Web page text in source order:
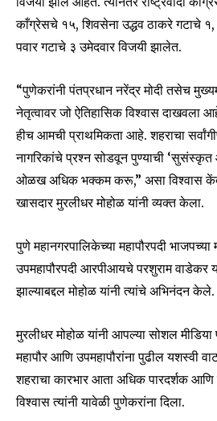
To subscribe, simply enter your email
or click the subscribe button below.
your privacy and won't spam your
SUBSCRIBE
6,300 32,111
काँग्रेसचे १५, शिवसेना उद्धव ठाकरे गटाचे १,
पवार गटाचे ३ उमेदवार विजयी झालेत.
“पुणेकरांनी पंतप्रधान नरेंद्र मोदी तसेच
नेतृत्वावर जो ऐतिहासिक विश्वास दाखवला
हीच आमची प्राथमिकता आहे. शहराचा
नागरिकांचे प्रश्न सोडवून पुण्याची
ओळख अधिक भक्कम करू,” असा विश्वास
खासदार मुरलीधर मोहोळ यांनी व्यक्त केला.
पुणे महानगरपालिकेच्या महापौरपदी
उपमहापौरपदी आरपीआयचे परशुराम वाडेकर
झाल्याबद्दल मोहोळ यांनी त्यांचे अभिनंदन केले.
मुरलीधर मोहोळ यांनी आपल्या सोशल मीडिया
महापौर आणि उपमहापौरांना पुढील यशस्वी
शहराचा कारभार आता अधिक पारदर्शक आणि
विश्वास त्यांनी यावेळी पुणेकरांना दिला.